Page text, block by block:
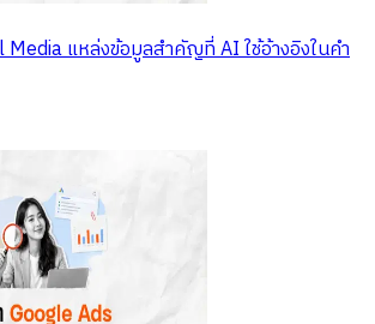
แหล่งข้อมูลสำคัญที่ AI ใช้อ้างอิงในคำ